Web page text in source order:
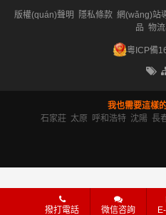
撥打電話 微信咨詢
版權(quán)聲明 隱私條款 網(wǎng)站
品 物
粵ICP備
我也需要這樣
石家莊 太原 呼和浩特 沈陽 長